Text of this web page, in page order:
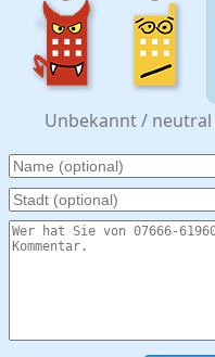
Unbekannt /